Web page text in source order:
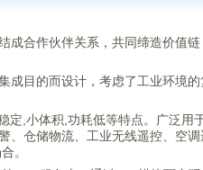
合作伙伴关系，共同缔造价值
目的而设计，考虑了工业环境
,小体积,功耗低等特点。广泛用
仓储物流、工业无线遥控、空
。